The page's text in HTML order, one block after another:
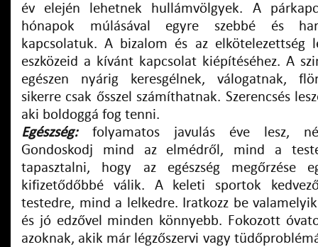
év elején lehetnek hullámvölgyek. A
hónapok múlásával egyre szebbé és
kapcsolatuk. A bizalom és az elkötelezettség
eszközeid a kívánt kapcsolat kiépítéséhez. A
egészen nyárig keresgélnek, válogatnak,
sikerre csak ősszel számíthatnak. Szerencsés
aki boldoggá fog tenni.
Egészség:folyamatos javulás éve lesz,
Gondoskodj mind az elmédről, mind a
tapasztalni, hogy az egészség megőrzése
kifizetődőbbé válik. A keleti sportok
testedre, mind a lelkedre. Iratkozz be
és jó edzővel minden könnyebb. Fokozott
azoknak, akik már légzőszervi vagy